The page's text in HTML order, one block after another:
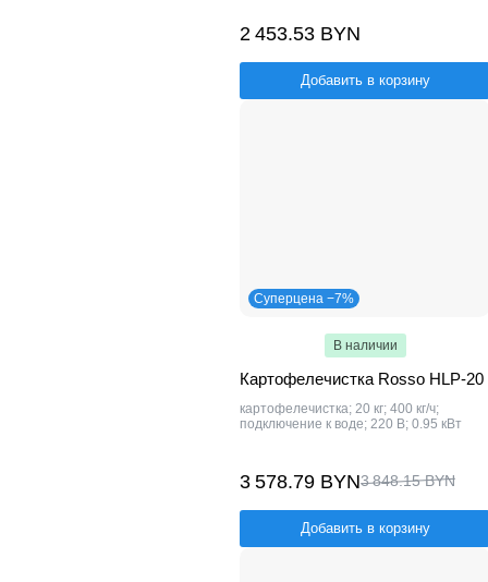
2 453.53 BYN
Добавить в корзину
Суперцена −7%
В наличии
Картофелечистка Rosso HLP-20
картофелечистка; 20 кг; 400 кг/ч;
подключение к воде; 220 В; 0.95 кВт
3 578.79 BYN3 848.15 BYN
Добавить в корзину